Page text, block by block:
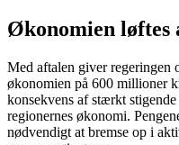
Økonomien løftes
Med aftalen giver regeringen
økonomien på 600 millioner
konsekvens af stærkt
regionernes økonomi.
nødvendigt at bremse op i